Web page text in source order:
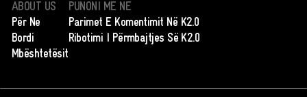
ABOUT US
Për Ne
Bordi
Mbështetësit
PUNONI ME NE
Parimet E Komentimit Në K2.0
Ribotimi I Përmbajtjes Së K2.0